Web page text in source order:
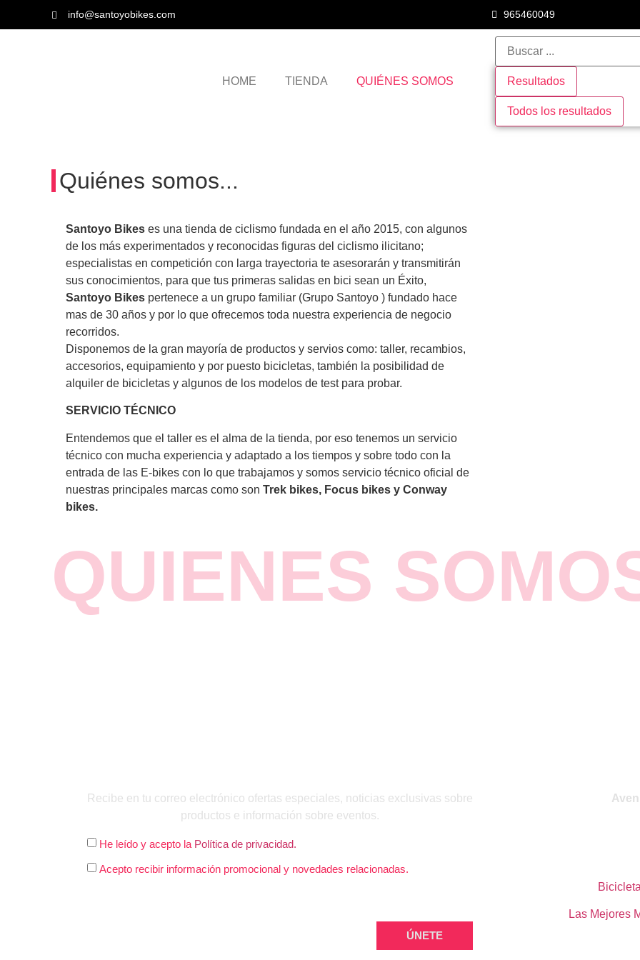
info@santoyobikes.com 965460049
HOME TIENDA QUIÉNES SOMOS Resultados
Todos los resultados
Quiénes somos...
Santoyo Bikes es una tienda de ciclismo fundada en el año 2015, con algunos
de los más experimentados y reconocidas figuras del ciclismo ilicitano;
especialistas en competición con larga trayectoria te asesorarán y transmitirán
sus conocimientos, para que tus primeras salidas en bici sean un Éxito,
Santoyo Bikes pertenece a un grupo familiar (Grupo Santoyo ) fundado hace
mas de 30 años y por lo que ofrecemos toda nuestra experiencia de negocio
recorridos.
Disponemos de la gran mayoría de productos y servios como: taller, recambios,
accesorios, equipamiento y por puesto bicicletas, también la posibilidad de
alquiler de bicicletas y algunos de los modelos de test para probar.
SERVICIO TÉCNICO
Entendemos que el taller es el alma de la tienda, por eso tenemos un servicio
técnico con mucha experiencia y adaptado a los tiempos y sobre todo con la
entrada de las E-bikes con lo que trabajamos y somos servicio técnico oficial de
nuestras principales marcas como son Trek bikes, Focus bikes y Conway
bikes.
QUIENES
Recibe en tu correo electrónico ofertas especiales, noticias exclusivas sobre
productos e información sobre eventos.
He leído y acepto la Política de privacidad.
Acepto recibir información promocional y novedades relacionadas.
ÚNETE
Las Mejores